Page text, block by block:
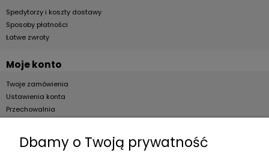
Spedytorzy i koszty dostawy
Sposoby płatności
Łatwe zwroty
Moje konto
Twoje zamówienia
Ustawienia konta
Przechowalnia
Dla firm
Dbamy o Twoją prywatność